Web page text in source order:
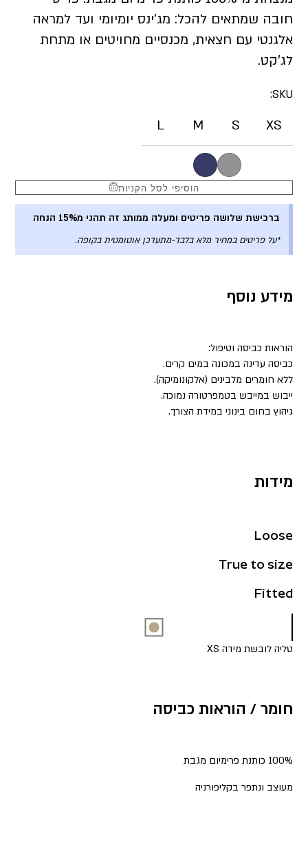
חובה שמתאים להכל: מג’ינס יומיומי ועד למראה
אלגנטי עם חצאית, מכנסיים מחויטים או מתחת
לג’קט.
SKU:
XS
S
M
L
הוסיפי לסל הקניות
ברכישת שלושה פריטים ומעלה ממותג זה תהני מ15% הנחה
*על פריטים במחיר מלא בלבד-מתעדכן אוטומטית בקופה.
מידע נוסף
הוראות כביסה וטיפול:
כביסה עדינה במכונה במים קרים.
ללא חומרים מלבינים (אלקונומיקה).
ייבוש במייבש בטמפרטורה נמוכה.
גיהוץ בחום בינוני במידת הצורך.
מידות
Loose
True to size
Fitted
טליה לובשת מידה XS
חומר / הוראות כביסה
100% כותנת פרימיום מגבת
מעוצב ונתפר בקליפורניה